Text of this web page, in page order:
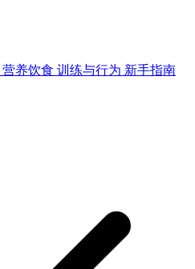
营养饮食 训练与行为 新手指南